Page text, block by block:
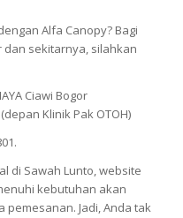
Alfa Canopy? Bagi
dan sekitarnya, silahkan
Ciawi Bogor
Klinik Pak OTOH)
di Sawah Lunto, website
kebutuhan akan
Jadi, Anda tak